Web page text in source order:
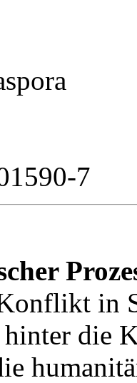
7
in
hinter die